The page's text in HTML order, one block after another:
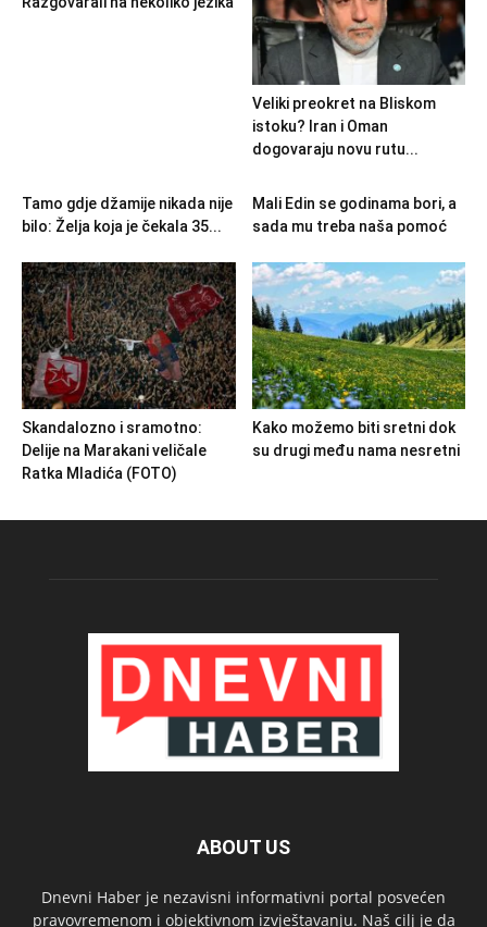
Veliki preokret na Bliskom
istoku? Iran i Oman
dogovaraju novu rutu...
Tamo gdje džamije nikada nije
bilo: Želja koja je čekala 35...
Mali Edin se godinama bori, a
sada mu treba naša pomoć
Skandalozno i sramotno:
Delije na Marakani veličale
Ratka Mladića (FOTO)
Kako možemo biti sretni dok
su drugi među nama nesretni
ABOUT US
Dnevni Haber je nezavisni informativni portal posvećen
pravovremenom i objektivnom izvještavanju. Naš cilj je da